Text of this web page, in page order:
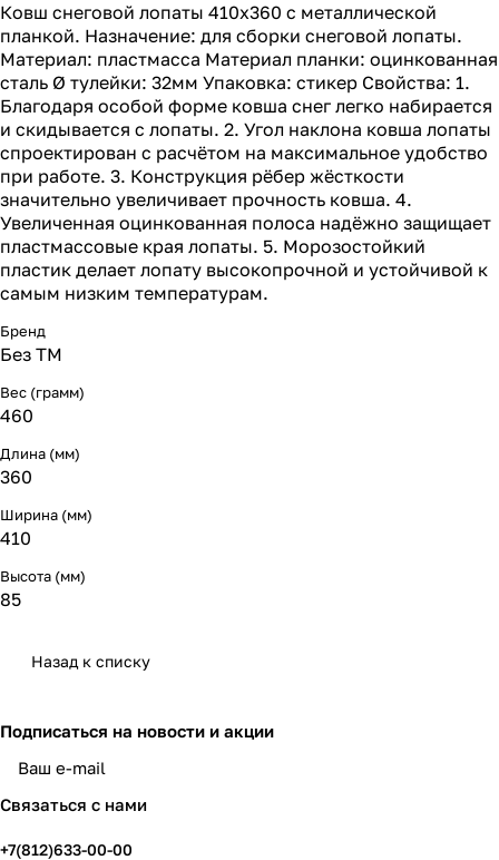
Ковш снеговой лопаты 410х360 с металлической
планкой. Назначение: для сборки снеговой лопаты.
Материал: пластмасса Материал планки: оцинкованная
сталь Ø тулейки: 32мм Упаковка: стикер Свойства: 1.
Благодаря особой форме ковша снег легко набирается
и скидывается с лопаты. 2. Угол наклона ковша лопаты
спроектирован с расчётом на максимальное удобство
при работе. 3. Конструкция рёбер жёсткости
значительно увеличивает прочность ковша. 4.
Увеличенная оцинкованная полоса надёжно защищает
пластмассовые края лопаты. 5. Морозостойкий
пластик делает лопату высокопрочной и устойчивой к
самым низким температурам.
Бренд
Без ТМ
Вес (грамм)
460
Длина (мм)
360
Ширина (мм)
410
Высота (мм)
85
Назад к списку
Подписаться на новости и акции
Связаться с нами
+7(812)633-00-00